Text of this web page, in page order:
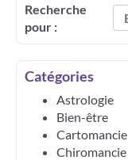
Recherche
pour :
Catégories
Astrologie
Bien-être
Cartomancie
Chiromancie